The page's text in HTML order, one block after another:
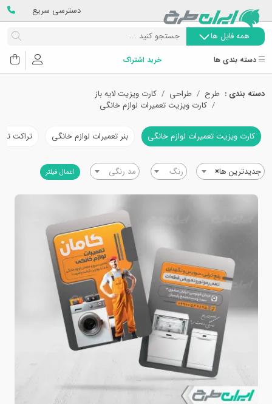
دسترسی سریع
همه فایل ها
دسته بندی ها خرید اشتراک
دسته بندی : طرح طراحی
کارت ویزیت لایه باز
کارت ویزیت تعمیرات لوازم خانگی
کارت ویزیت تعمیرات لوازم خانگی بنر تعمیرات لوازم خانگی تراکت
×جدیدترین ها رنگ مد رنگی اعمال فیلتر